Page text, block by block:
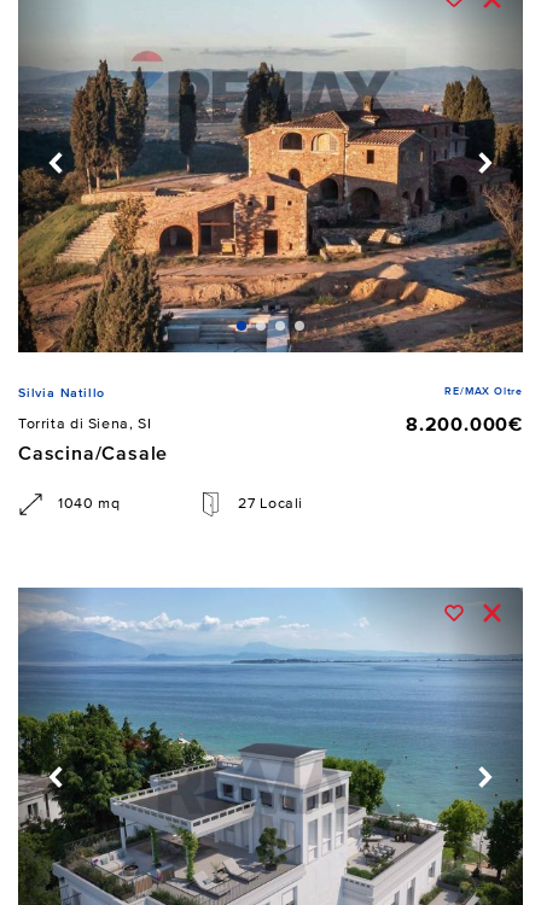
Silvia Natillo RE/MAX Oltre
Torrita di Siena, SI
8.200.000€
Cascina/Casale
1040 mq 27 Locali